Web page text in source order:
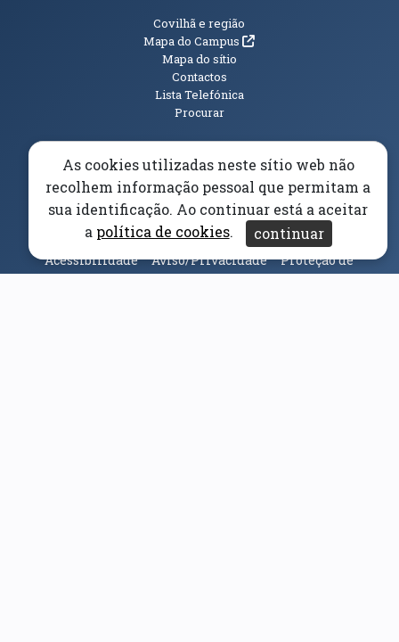
Informações Adicionais
Covilhã e região
Mapa do Campus(abre em nova janela)
Mapa do sítio
Contactos
Lista Telefónica
Procurar
Elogios, Sugestões e Reclamações Livro Amarelo
Canal Denúncia(abre em nova janela)
Acessibilidade Aviso/Privacidade
Proteção de
Dados
As cookies utilizadas neste sítio web não
recolhem informação pessoal que permitam a
sua identificação. Ao continuar está a aceitar
a política de cookies. continuar